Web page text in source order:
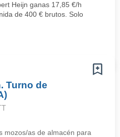
Heijn ganas 17,85 €/h
de 400 € brutos. Solo
Turno de
mozos/as de almacén para